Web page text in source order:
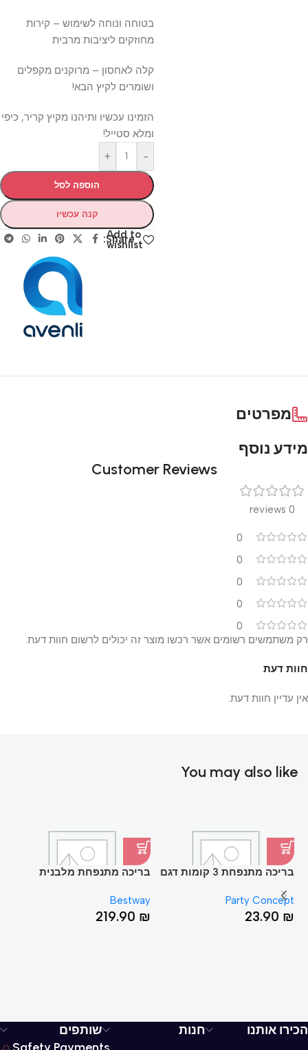
בטוחה ונוחה לשימוש – קירות
מחוזקים ליציבות מרבית
קלה לאחסון – מרוקנים מקפלים
ושומרים לקיץ הבא!
הזמינו עכשיו ותיהנו מקיץ קריר, כיפי
ומלא סטייל!
-
+
הוספה לסל
קנה עכשיו
Add to
wishlist
Share:
מפרטים
מידע נוסף
Customer Reviews
0 reviews
0
0
0
0
0
חוות דעת
אין עדיין חוות דעת.
רק משתמשים רשומים אשר רכשו מוצר זה יכולים לרשום חוות דעת.
You may also like
בריכה מתנפחת 3 קומות דגם
Party Concept
23.90 ₪
בריכה מתנפחת מלבנית
מידות 3.5X1.83X56
Bestway
219.90 ₪
הכירו אותנו חנות
שותפים